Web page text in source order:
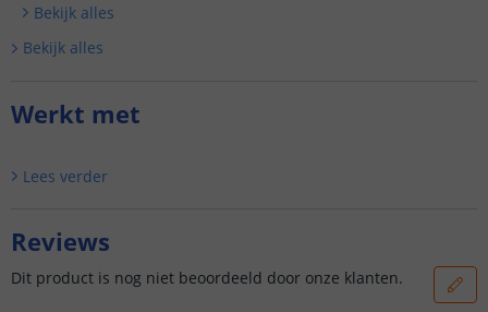
Bekijk alles
Bekijk alles
Werkt met
Lees verder
Reviews
Dit product is nog niet beoordeeld door onze klanten.